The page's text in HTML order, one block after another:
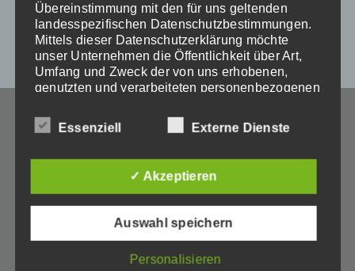
+49 (0)89 7167 2000
Übereinstimmung mit den für uns geltenden
landesspezifischen Datenschutzbestimmungen.
Mittels dieser Datenschutzerklärung möchte
unser Unternehmen die Öffentlichkeit über Art,
Umfang und Zweck der von uns erhobenen,
genutzten und verarbeiteten personenbezogenen
Personen mittels dieser Datenschutzerklärung
über die ihnen zustehenden Rechte aufgeklärt.
Wir haben als für die Verarbeitung
Verantwortlicher zahlreiche technische und
organisatorische Maßnahmen umgesetzt, um
einen möglichst lückenlosen Schutz der über
diese Internetseite verarbeiteten
personenbezogenen Daten sicherzustellen.
Dennoch können Internetbasierte
Essenziell Externe Dienste
✓ Akzeptieren
Auswahl speichern
Personalisieren